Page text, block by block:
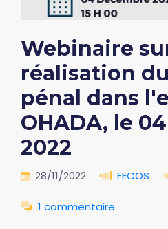
Webinaire
réalisation
pénal dans
OHADA, le
2022
28/11/2022 FECOS
1 commentaire